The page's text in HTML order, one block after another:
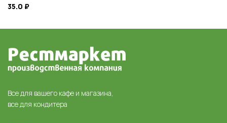
35.0 ₽
Все для вашего кафе и магазина,
все для кондитера